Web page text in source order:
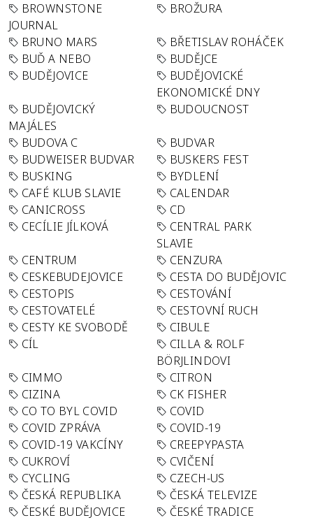
BROWNSTONE
JOURNAL
BROŽURA
BRUNO MARS
BŘETISLAV ROHÁČEK
BUĎ A NEBO
BUDĚJCE
BUDĚJOVICE
BUDĚJOVICKÉ
EKONOMICKÉ DNY
BUDĚJOVICKÝ
MAJÁLES
BUDOUCNOST
BUDOVA C
BUDVAR
BUDWEISER BUDVAR
BUSKERS FEST
BUSKING
BYDLENÍ
CAFÉ KLUB SLAVIE
CALENDAR
CANICROSS
CD
CECÍLIE JÍLKOVÁ
CENTRAL PARK
SLAVIE
CENTRUM
CENZURA
CESKEBUDEJOVICE
CESTA DO BUDĚJOVIC
CESTOPIS
CESTOVÁNÍ
CESTOVATELÉ
CESTOVNÍ RUCH
CESTY KE SVOBODĚ
CIBULE
CÍL
CILLA & ROLF
BÖRJLINDOVI
CIMMO
CITRON
CIZINA
CK FISHER
CO TO BYL COVID
COVID
COVID ZPRÁVA
COVID-19
COVID-19 VAKCÍNY
CREEPYPASTA
CUKROVÍ
CVIČENÍ
CYCLING
CZECH-US
ČESKÁ REPUBLIKA
ČESKÁ TELEVIZE
ČESKÉ BUDĚJOVICE
ČESKÉ TRADICE